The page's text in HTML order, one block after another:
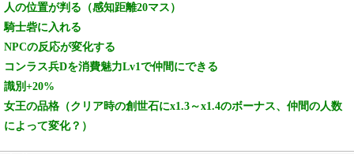
人の位置が判る（感知距離20マス）
騎士砦に入れる
NPCの反応が変化する
コンラス兵Dを消費魅力Lv1で仲間にできる
識別+20%
女王の品格（クリア時の創世石にx1.3～x1.4のボーナス、仲間の人数
によって変化？）